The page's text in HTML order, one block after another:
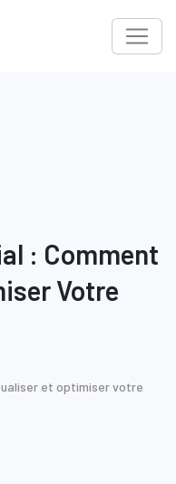
: Comment
Votre
et optimiser votre